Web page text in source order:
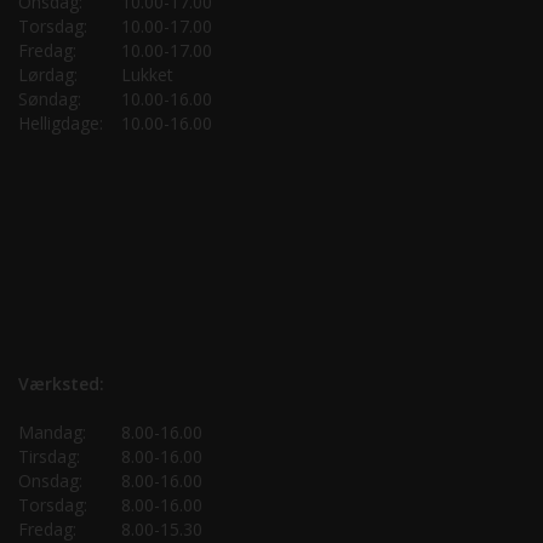
Torsdag:
10.00-17.00
Fredag:
10.00-17.00
Lørdag:
Lukket
Søndag:
10.00-16.00
Helligdage:
10.00-16.00
Værksted:
Mandag:
8.00-16.00
Tirsdag:
8.00-16.00
Onsdag:
8.00-16.00
Torsdag:
8.00-16.00
Fredag:
8.00-15.30